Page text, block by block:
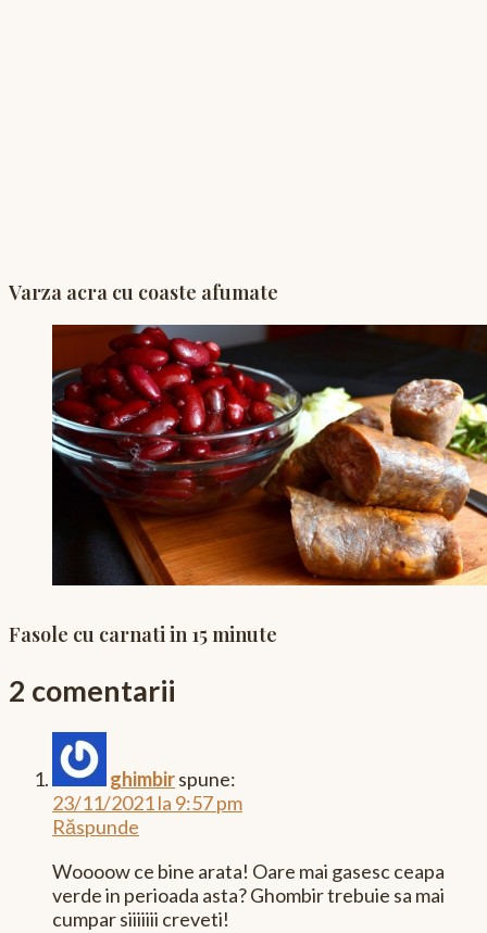
Varza acra cu coaste afumate
Fasole cu carnati in 15 minute
2 comentarii
ghimbirspune:
23/11/2021 la 9:57 pm
Răspunde
Woooow ce bine arata! Oare mai gasesc ceapa
verde in perioada asta? Ghombir trebuie sa mai
cumpar siiiiiii creveti!